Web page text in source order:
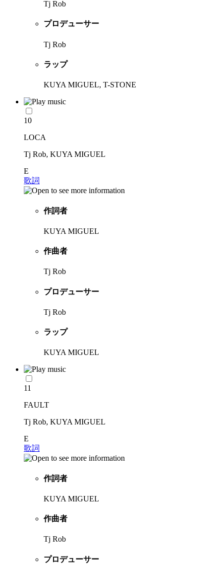
Tj Rob
プロデューサー
Tj Rob
ラップ
KUYA MIGUEL, T-STONE
10
LOCA
Tj Rob, KUYA MIGUEL
E
歌詞
作詞者
KUYA MIGUEL
作曲者
Tj Rob
プロデューサー
Tj Rob
ラップ
KUYA MIGUEL
11
FAULT
Tj Rob, KUYA MIGUEL
E
歌詞
作詞者
KUYA MIGUEL
作曲者
Tj Rob
プロデューサー